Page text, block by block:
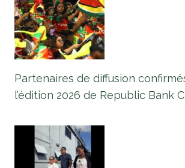
Partenaires de diffusion
l’édition 2026 de Republic Bank